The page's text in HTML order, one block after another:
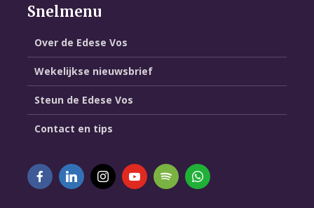
Snelmenu
Over de Edese Vos
Wekelijkse nieuwsbrief
Steun de Edese Vos
Contact en tips